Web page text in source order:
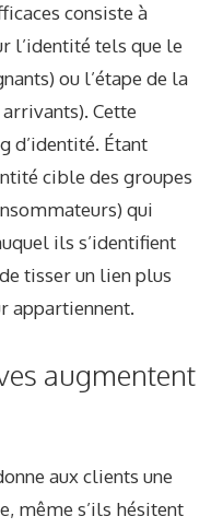
consiste à
l’identité tels que le
ou l’étape de la
Cette
d’identité. Étant
cible des groupes
) qui
ils s’identifient
tisser un lien plus
appartiennent.
augmentent
aux clients une
même s’ils hésitent